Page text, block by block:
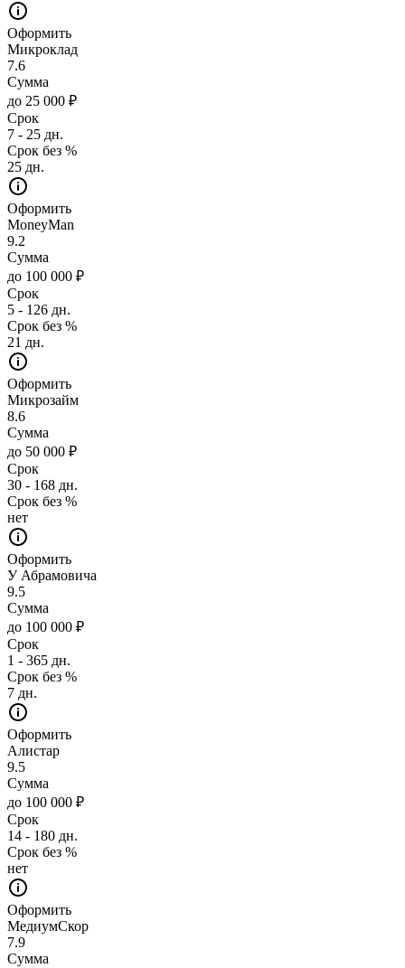
Оформить
Микроклад
7.6
Сумма
до 25 000 ₽
Срок
7 - 25 дн.
Срок без %
25 дн.
Оформить
MoneyMan
9.2
Сумма
до 100 000 ₽
Срок
5 - 126 дн.
Срок без %
21 дн.
Оформить
Микрозайм
8.6
Сумма
до 50 000 ₽
Срок
30 - 168 дн.
Срок без %
нет
Оформить
У Абрамовича
9.5
Сумма
до 100 000 ₽
Срок
1 - 365 дн.
Срок без %
7 дн.
Оформить
Алистар
9.5
Сумма
до 100 000 ₽
Срок
14 - 180 дн.
Срок без %
нет
Оформить
МедиумСкор
7.9
Сумма